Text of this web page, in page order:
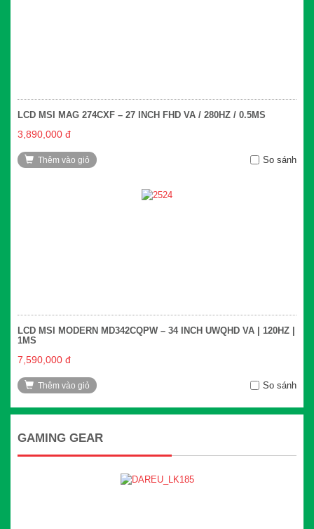
LCD MSI MAG 274CXF – 27 INCH FHD VA / 280HZ / 0.5MS
3,890,000 đ
Thêm vào giỏ So sánh
LCD MSI MODERN MD342CQPW – 34 INCH UWQHD VA | 120HZ |
1MS
7,590,000 đ
Thêm vào giỏ So sánh
GAMING GEAR